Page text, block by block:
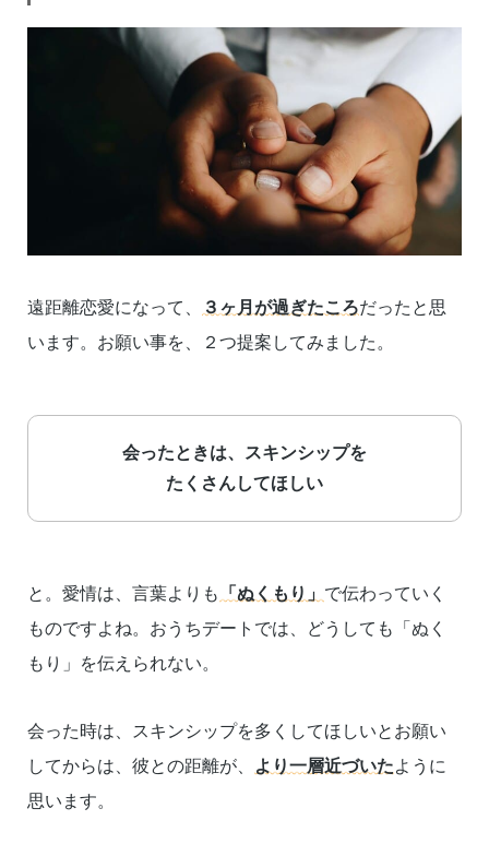
遠距離恋愛になって、 ３ヶ月が過ぎたころだったと思
います。お願い事を、２つ提案してみました。
会ったときは、スキンシップを
たくさんしてほしい
と。愛情は、言葉よりも 「ぬくもり」 で伝わっていく
ものですよね。おうちデートでは、どうしても「ぬく
もり」を伝えられない。
会った時は、スキンシップを多くしてほしいとお願い
してからは、彼との距離が、
より一層近づいたように
思います。